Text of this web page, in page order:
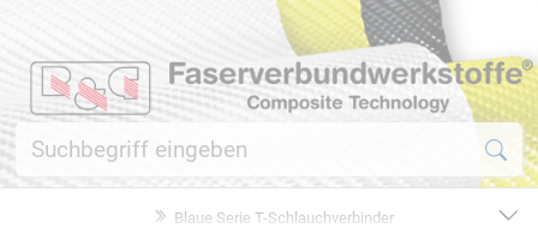
Blaue Serie T-Schlauchverbinder